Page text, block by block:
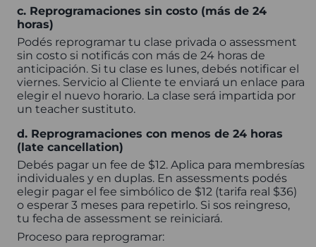
c. Reprogramaciones sin costo (más de 24
horas)
Podés reprogramar tu clase privada o assessment
sin costo si notificás con más de 24 horas de
anticipación. Si tu clase es lunes, debés notificar el
viernes. Servicio al Cliente te enviará un enlace para
elegir el nuevo horario. La clase será impartida por
un teacher sustituto.
d. Reprogramaciones con menos de 24 horas
(late cancellation)
Debés pagar un fee de $12. Aplica para membresías
individuales y en duplas. En assessments podés
elegir pagar el fee simbólico de $12 (tarifa real $36)
o esperar 3 meses para repetirlo. Si sos reingreso,
tu fecha de assessment se reiniciará.
Proceso para reprogramar: